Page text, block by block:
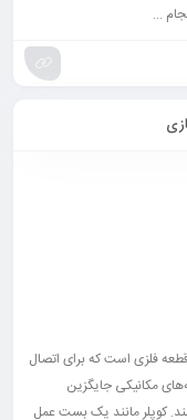
...
فلزی است که برای اتصال
مکانیکی جایگزین
کوپلر مانند یک بست عمل